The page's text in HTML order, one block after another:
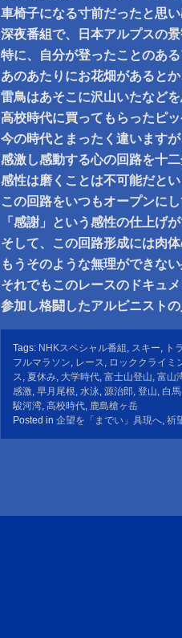
車椅子になる寸前だったと思い
深夜番組で、日本アルプスの
特に、自分が登ったことのある
あのあたりにお花畑があるとか
雷鳥はあそこに沢山いたなどを
高校時代に買ってもらったピッ
今の時代とまったく違いますが
感激し感動する心の回路を十二
感性は磨くことは不可能だと
この回路をいつもオープンにし
「感謝」という感性の仕上げが
そして、この回路形成には肉
もうそのような無理ができな
それでもこのレースのドキュメ
参加し格闘したアルピニストの
Tags: NHKスペシャル番組 , スキー, ト
フルマラソン, レース, ロッククライミ
ス, 夏休み, 大学時代, 富士山登山, 富山
感激, 早月尾根, 水泳, 源治郎, 登山, 白馬
駿河湾, 高校時代, 鹿島槍ヶ岳
Posted in 企望を「までい」具現へ, 祈